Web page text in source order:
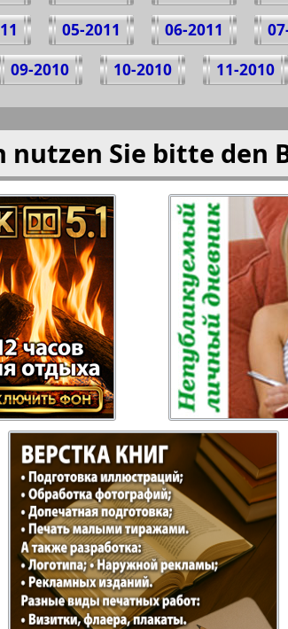
06-2011
05-2011
11-2010
10-2010
09-2010
nutzen Sie bitte den